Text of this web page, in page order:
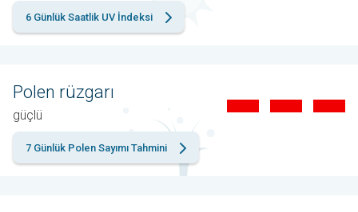
6 Günlük Saatlik UV İndeksi
Polen rüzgarı
güçlü
7 Günlük Polen Sayımı Tahmini